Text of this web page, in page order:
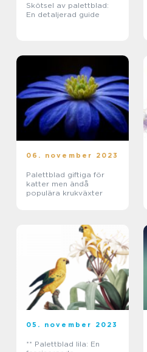
Skötsel av palettblad:
En detaljerad guide
06. november 2023
Palettblad giftiga för
katter men ändå
populära krukväxter
05. november 2023
** Palettblad lila: En